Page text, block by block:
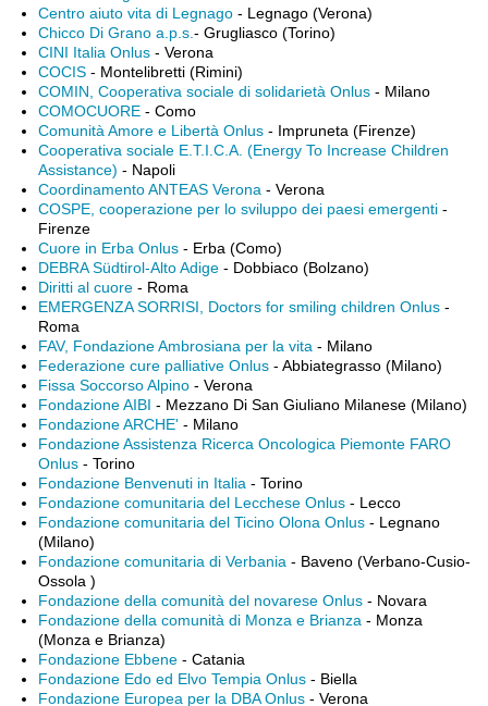
Centro aiuto vita di Legnago - Legnago (Verona)
Chicco Di Grano a.p.s. - Grugliasco (Torino)
CINI Italia Onlus - Verona
COCIS - Montelibretti (Rimini)
COMIN, Cooperativa sociale di solidarietà Onlus - Milano
COMOCUORE - Como
Comunità Amore e Libertà Onlus - Impruneta (Firenze)
Cooperativa sociale E.T.I.C.A. (Energy To Increase Children
Assistance) - Napoli
Coordinamento ANTEAS Verona - Verona
COSPE, cooperazione per lo sviluppo dei paesi emergenti -
Firenze
Cuore in Erba Onlus - Erba (Como)
DEBRA Südtirol-Alto Adige - Dobbiaco (Bolzano)
Diritti al cuore - Roma
EMERGENZA SORRISI, Doctors for smiling children Onlus -
Roma
FAV, Fondazione Ambrosiana per la vita - Milano
Federazione cure palliative Onlus - Abbiategrasso (Milano)
Fissa Soccorso Alpino - Verona
Fondazione AIBI - Mezzano Di San Giuliano Milanese (Milano)
Fondazione ARCHE' - Milano
Fondazione Assistenza Ricerca Oncologica Piemonte FARO
Onlus - Torino
Fondazione Benvenuti in Italia - Torino
Fondazione comunitaria del Lecchese Onlus - Lecco
Fondazione comunitaria del Ticino Olona Onlus - Legnano
(Milano)
Fondazione comunitaria di Verbania - Baveno (Verbano-Cusio-
Ossola )
Fondazione della comunità del novarese Onlus - Novara
Fondazione della comunità di Monza e Brianza - Monza
(Monza e Brianza)
Fondazione Ebbene - Catania
Fondazione Edo ed Elvo Tempia Onlus - Biella
Fondazione Europea per la DBA Onlus - Verona